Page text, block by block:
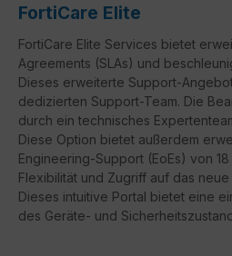
FortiCare Elite
FortiCare Elite Services bietet
Agreements (SLAs) und
Dieses erweiterte Support-
dedizierten Support-Team. Die
durch ein technisches
Diese Option bietet außerdem
Engineering-Support (EoEs) von
Flexibilität und Zugriff auf das neue
Dieses intuitive Portal bietet eine
des Geräte- und